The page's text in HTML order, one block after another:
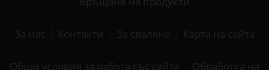
За нас Контакти За сваляне Карта на сайта
Общи условия за работа със сайта Обработка на